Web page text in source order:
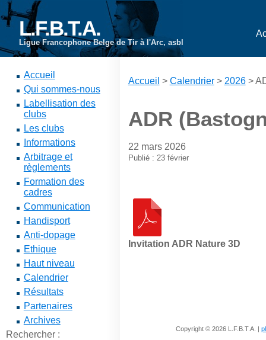
L.F.B.T.A.
Ligue Francophone Belge de Tir à l'Arc, asbl
Accueil
Qui sommes-nous
Labellisation des
clubs
Les clubs
Informations
Arbitrage et
règlements
Formation des
cadres
Communication
Handisport
Anti-dopage
Ethique
Haut niveau
Calendrier
Résultats
Partenaires
Archives
Rechercher :
Accueil > Calendrier> 2026>
ADR
22 mars 2026
Publié : 23 février
Invitation ADR Nature 3D
Copyright © 2026 L.F.B.T.A. |